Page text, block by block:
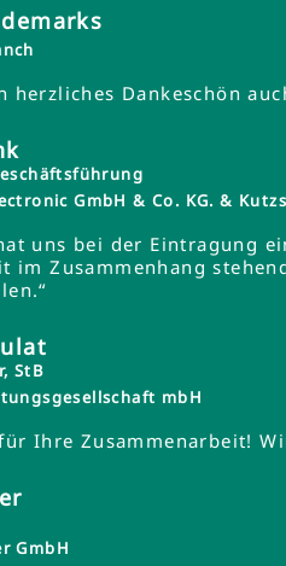
herzliches Dankeschön
GmbH & Co. KG. &
uns bei der Eintragung
im Zusammenhang
StB
mbH
Ihre Zusammenarbeit!
GmbH